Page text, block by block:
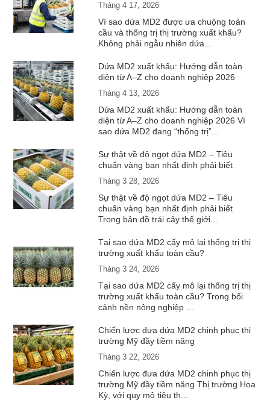
Tháng 4 17, 2026
Vì sao dứa MD2 được ưa chuộng toàn
cầu và thống trị thị trường xuất khẩu?
Không phải ngẫu nhiên dứa...
Dứa MD2 xuất khẩu: Hướng dẫn toàn
diện từ A–Z cho doanh nghiệp 2026
Tháng 4 13, 2026
Dứa MD2 xuất khẩu: Hướng dẫn toàn
diện từ A–Z cho doanh nghiệp 2026 Vì
sao dứa MD2 đang “thống trị”...
Sự thật về độ ngọt dứa MD2 – Tiêu
chuẩn vàng bạn nhất định phải biết
Tháng 3 28, 2026
Sự thật về độ ngọt dứa MD2 – Tiêu
chuẩn vàng bạn nhất định phải biết
Trong bản đồ trái cây thế giới...
Tại sao dứa MD2 cấy mô lại thống trị thị
trường xuất khẩu toàn cầu?
Tháng 3 24, 2026
Tại sao dứa MD2 cấy mô lại thống trị thị
trường xuất khẩu toàn cầu? Trong bối
cảnh nền nông nghiệp ...
Chiến lược đưa dứa MD2 chinh phục thị
trường Mỹ đầy tiềm năng
Tháng 3 22, 2026
Chiến lược đưa dứa MD2 chinh phục thị
trường Mỹ đầy tiềm năng Thị trường Hoa
Kỳ, với quy mô tiêu th...